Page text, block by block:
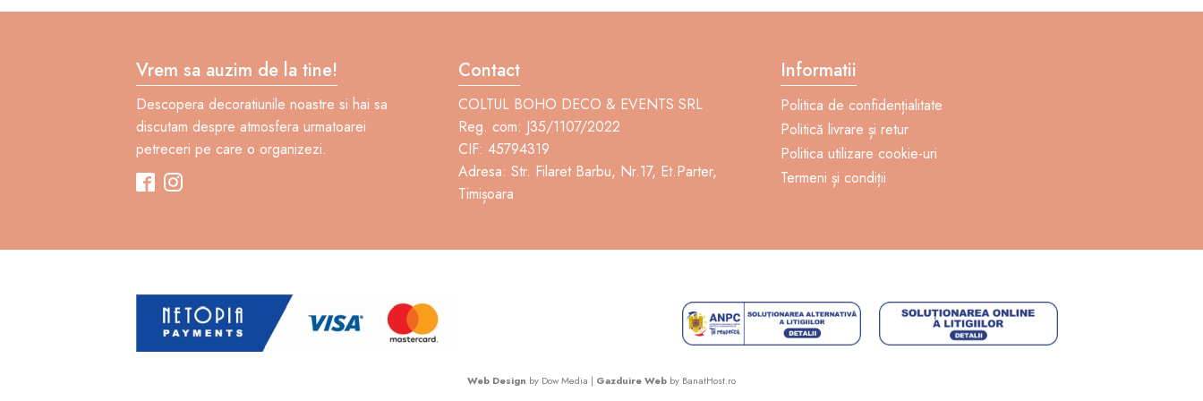
Vrem sa auzim de la tine!
Descopera decoratiunile noastre si hai sa
discutam despre atmosfera urmatoarei
petreceri pe care o organizezi.
Contact
COLTUL BOHO DECO & EVENTS SRL
Reg. com: J35/1107/2022
CIF: 45794319
Adresa: Str. Filaret Barbu, Nr.17, Et.Parter,
Timișoara
Informatii
Politica de confidențialitate
Politică livrare și retur
Politica utilizare cookie-uri
Termeni și condiții
Web Design by Dow Media | Gazduire Web by BanatHost.ro